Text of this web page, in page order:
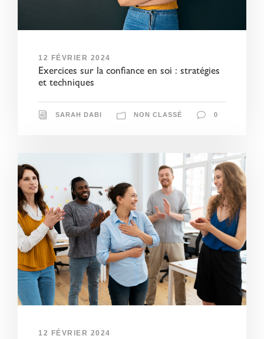
12 FÉVRIER 2024
Exercices sur la confiance en soi : stratégies
et techniques
SARAH DABI NON CLASSÉ 0
12 FÉVRIER 2024